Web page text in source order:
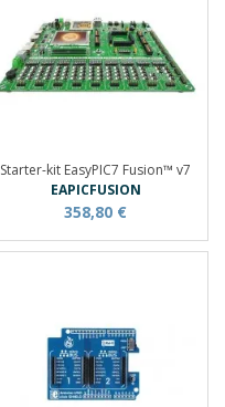
Starter-kit EasyPIC7 Fusion™ v7
EAPICFUSION
358,80 €